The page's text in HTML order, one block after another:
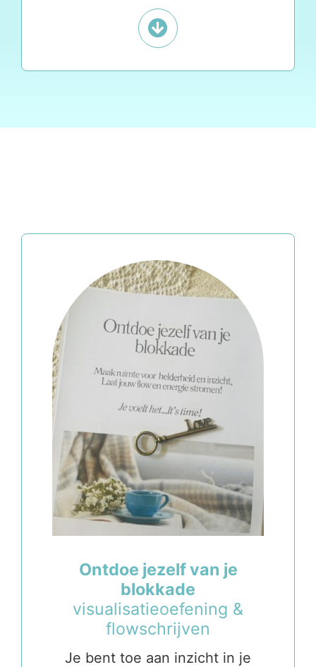
Ontdoe jezelf van je
blokkade
visualisatieoefening &
flowschrijven
Je bent toe aan inzicht in je